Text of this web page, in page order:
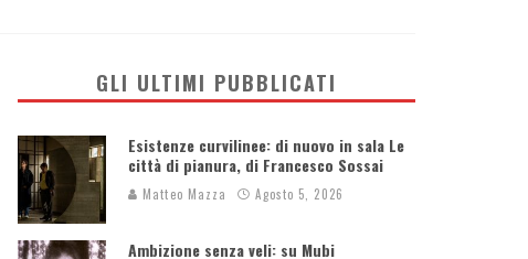
GLI ULTIMI PUBBLICATI
Esistenze curvilinee: di nuovo in sala Le
città di pianura, di Francesco Sossai
Matteo Mazza Agosto 5, 2026
Ambizione senza veli: su Mubi